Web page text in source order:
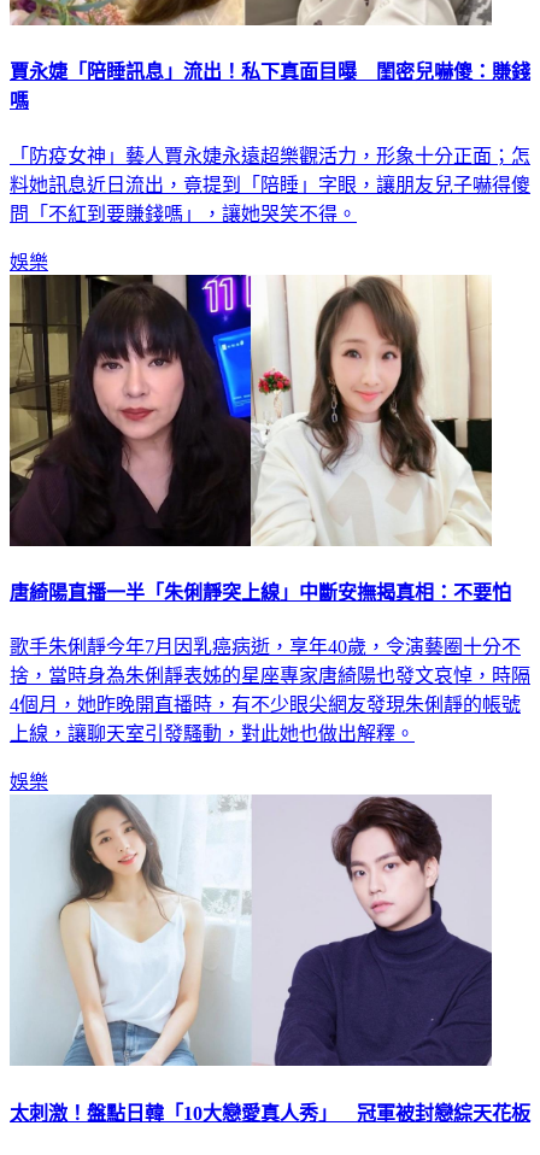
賈永婕「陪睡訊息」流出！私下真面目曝 閨密兒嚇傻：賺錢
嗎
「防疫女神」藝人賈永婕永遠超樂觀活力，形象十分正面；怎
料她訊息近日流出，竟提到「陪睡」字眼，讓朋友兒子嚇得傻
問「不紅到要賺錢嗎」，讓她哭笑不得。
娛樂
唐綺陽直播一半「朱俐靜突上線」中斷安撫揭真相：不要怕
歌手朱俐靜今年7月因乳癌病逝，享年40歲，令演藝圈十分不
捨，當時身為朱俐靜表姊的星座專家唐綺陽也發文哀悼，時隔
4個月，她昨晚開直播時，有不少眼尖網友發現朱俐靜的帳號
上線，讓聊天室引發騷動，對此她也做出解釋。
娛樂
太刺激！盤點日韓「10大戀愛真人秀」 冠軍被封戀綜天花板